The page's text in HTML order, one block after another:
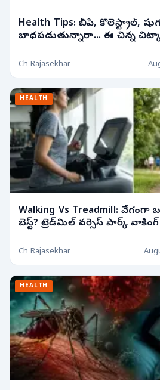
Health Tips: బీపీ, కొలెస్ట్రాల్,
బాధపడుతున్నారా... ఈ చిన్న
Ch Rajasekhar
HEALTH
Walking Vs Treadmill: వేగంగా
బెస్ట్? ట్రెడ్‌మిల్ వర్సెస్ పార్క్
Ch Rajasekhar
HEALTH